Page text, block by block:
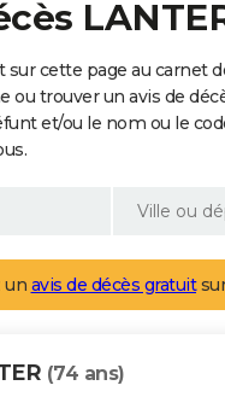
cette page au carnet
ou trouver un avis de
et/ou le nom ou le
un avis de décès gratuit
(74 ans)